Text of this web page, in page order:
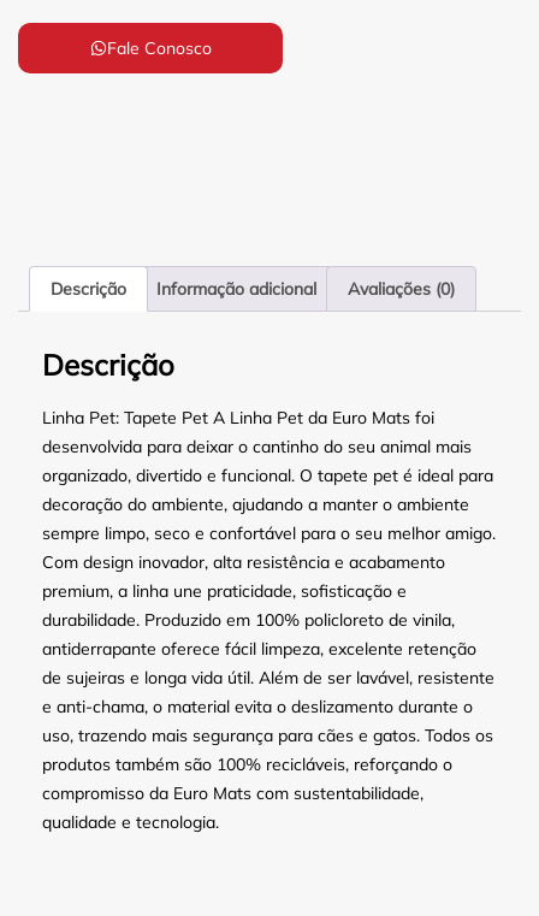
Fale Conosco
Descrição Informação adicional Avaliações (0)
Descrição
Linha Pet: Tapete Pet A Linha Pet da Euro Mats foi
desenvolvida para deixar o cantinho do seu animal mais
organizado, divertido e funcional. O tapete pet é ideal para
decoração do ambiente, ajudando a manter o ambiente
sempre limpo, seco e confortável para o seu melhor amigo.
Com design inovador, alta resistência e acabamento
premium, a linha une praticidade, sofisticação e
durabilidade. Produzido em 100% policloreto de vinila,
antiderrapante oferece fácil limpeza, excelente retenção
de sujeiras e longa vida útil. Além de ser lavável, resistente
e anti-chama, o material evita o deslizamento durante o
uso, trazendo mais segurança para cães e gatos. Todos os
produtos também são 100% recicláveis, reforçando o
compromisso da Euro Mats com sustentabilidade,
qualidade e tecnologia.